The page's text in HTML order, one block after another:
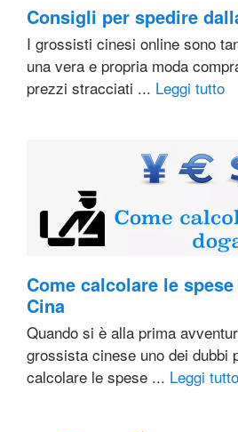
Consigli per spedire
I grossisti cinesi online sono
una vera e propria moda
prezzi stracciati ... Leggi tutto
Come calcolare le
Cina
Quando si è alla prima
grossista cinese uno dei dubbi
calcolare le spese ... Leggi tutto